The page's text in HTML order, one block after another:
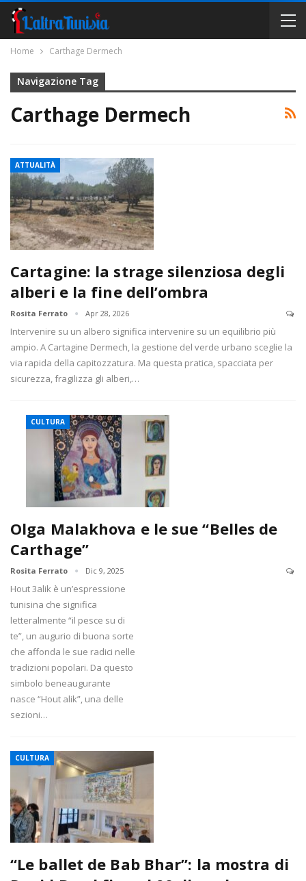
Home Carthage Dermech
Navigazione Tag
Carthage Dermech
ATTUALITÀ
Cartagine: la strage silenziosa degli
alberi e la fine dell’ombra
Rosita Ferrato Apr 28, 2026
Intervenire su un albero significa intervenire su un equilibrio più
ampio. A Cartagine Dermech, la gestione del verde urbano sceglie la
via rapida della capitozzatura. Ma questa pratica, spacciata per
sicurezza, fragilizza gli alberi,…
CULTURA
Olga Malakhova e le sue “Belles de
Carthage”
Rosita Ferrato Dic 9, 2025
Hout 3alik è un’espressione
tunisina che significa
letteralmente “il pesce su di
te”, un augurio di buona sorte
che affonda le sue radici nelle
tradizioni popolari. Da questo
simbolo beneaugurante
nasce “Hout alik”, una delle
sezioni…
CULTURA
“Le ballet de Bab Bhar”: la mostra di